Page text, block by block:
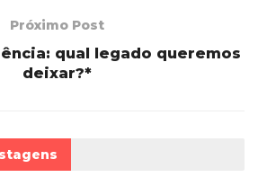
Próximo Post
qual legado queremos
deixar?*